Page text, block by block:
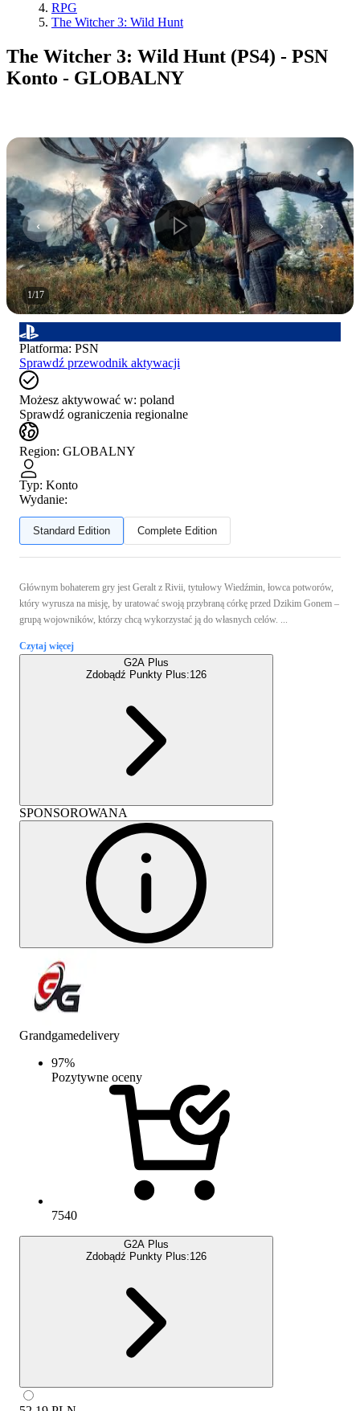
RPG
The Witcher 3: Wild Hunt
The Witcher 3: Wild Hunt (PS4) - PSN
Konto - GLOBALNY
1/17
Platforma: PSN
Sprawdź przewodnik aktywacji
Możesz aktywować w: poland
Sprawdź ograniczenia regionalne
Region: GLOBALNY
Typ: Konto
Wydanie:
Standard Edition Complete Edition
Głównym bohaterem gry jest Geralt z Rivii, tytułowy Wiedźmin, łowca potworów,
który wyrusza na misję, by uratować swoją przybraną córkę przed Dzikim Gonem –
grupą wojowników, którzy chcą wykorzystać ją do własnych celów. ...
Czytaj więcej
G2A Plus
Zdobądź Punkty Plus:126
SPONSOROWANA
Grandgamedelivery
97%
Pozytywne oceny
7540
G2A Plus
Zdobądź Punkty Plus:126